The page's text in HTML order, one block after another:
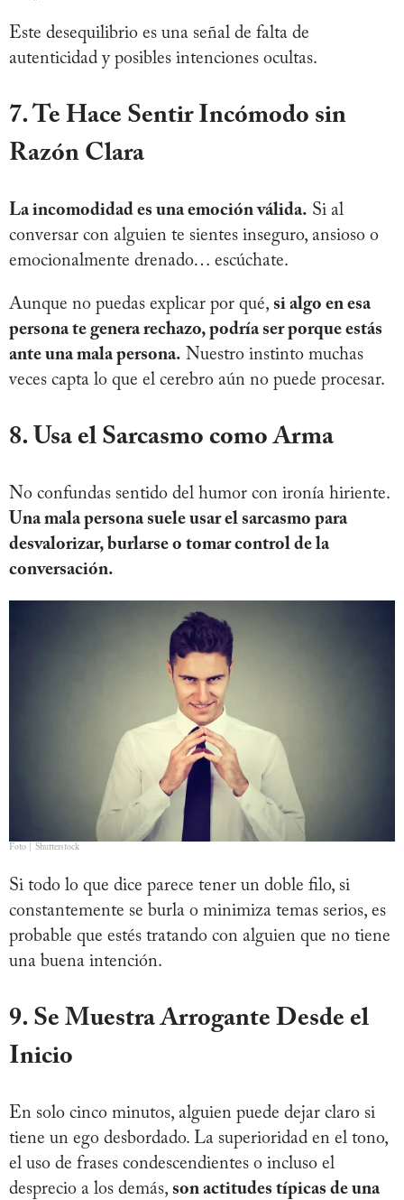
Este desequilibrio es una señal de falta de
autenticidad y posibles intenciones ocultas.
7. Te Hace Sentir Incómodo sin
Razón Clara
La incomodidad es una emoción válida. Si al
conversar con alguien te sientes inseguro, ansioso o
emocionalmente drenado… escúchate.
Aunque no puedas explicar por qué, si algo en esa
persona te genera rechazo, podría ser porque estás
ante una mala persona. Nuestro instinto muchas
veces capta lo que el cerebro aún no puede procesar.
8. Usa el Sarcasmo como Arma
No confundas sentido del humor con ironía hiriente.
Una mala persona suele usar el sarcasmo para
desvalorizar, burlarse o tomar control de la
conversación.
Foto | Shutterstock
Si todo lo que dice parece tener un doble filo, si
constantemente se burla o minimiza temas serios, es
probable que estés tratando con alguien que no tiene
una buena intención.
9. Se Muestra Arrogante Desde el
Inicio
En solo cinco minutos, alguien puede dejar claro si
tiene un ego desbordado. La superioridad en el tono,
el uso de frases condescendientes o incluso el
desprecio a los demás, son actitudes típicas de una